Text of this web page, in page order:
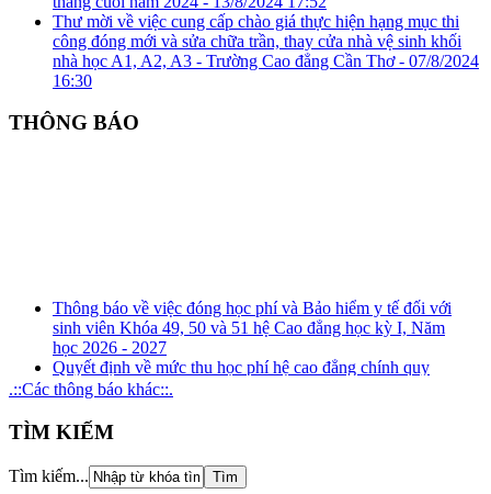
Thư mời về việc cung cấp chào giá thực hiện hạng mục thi
công đóng mới và sửa chữa trần, thay cửa nhà vệ sinh khối
nhà học A1, A2, A3 - Trường Cao đẳng Cần Thơ - 07/8/2024
16:30
THÔNG BÁO
Thông báo về việc đóng học phí và Bảo hiểm y tế đối với
sinh viên Khóa 49, 50 và 51 hệ Cao đẳng học kỳ I, Năm
học 2026 - 2027
Quyết định về mức thu học phí hệ cao đẳng chính quy
(ngành đào tạo nghề) năm học 2026 - 2027
Kế hoạch tuyên truyền, phổ biến, giáo dục pháp luật về
phòng, chống tham nhũng, tiêu cực năm 2026
Kế hoạch tổ chức rà soát xung đột lợi ích năm 2026
Thông báo Kết quả xét thăng hạng chức danh nghề nghiệp
đối với giảng viên giáo dục nghề nghiệp từ hạng III lên
.::Các thông báo khác::.
TÌM KIẾM
Tìm kiếm...